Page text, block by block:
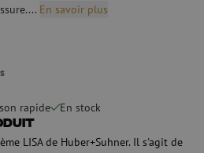
En savoir plus
rapide En stock
LISA de Huber+Suhner. Il s'agit de